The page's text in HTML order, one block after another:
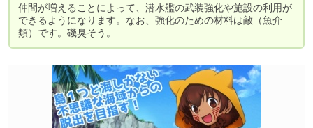
仲間が増えることによって、潜水艦の武装強化や施設の利用が
できるようになります。なお、強化のための材料は敵（魚介
類）です。磯臭そう。